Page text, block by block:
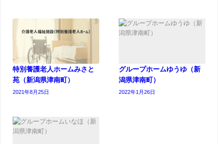
特別養護老人ホームみさと
苑（新潟県津南町）
2021年8月25日
グループホームゆうゆ（新
潟県津南町）
2022年1月26日